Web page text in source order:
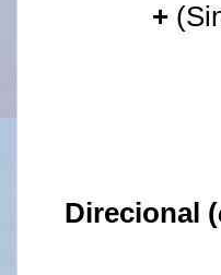
+
Direcional (